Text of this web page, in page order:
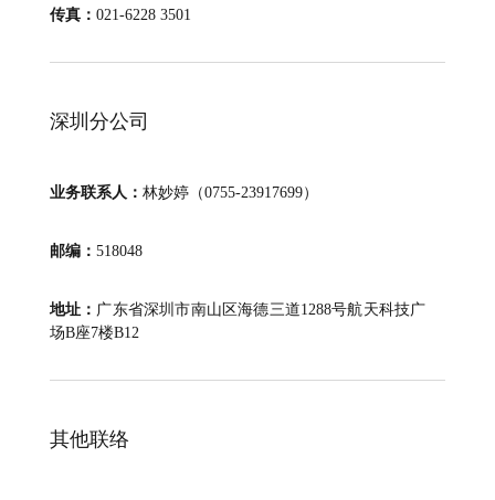
传真： 021-6228 3501
深圳分公司
业务联系人： 林妙婷（0755-23917699）
邮编： 518048
地址： 广东省深圳市南山区海德三道1288号航天科技广
场B座7楼B12
其他联络